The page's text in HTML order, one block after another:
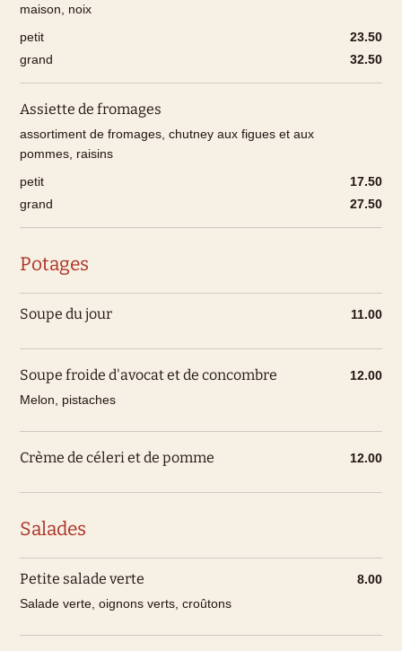
maison, noix
petit
23.50
grand
32.50
Assiette de fromages
assortiment de fromages, chutney aux figues et aux
pommes, raisins
petit
17.50
grand
27.50
Potages
Soupe du jour 11.00
Soupe froide d'avocat et de concombre
Melon, pistaches
12.00
Crème de céleri et de pomme 12.00
Salades
Petite salade verte
Salade verte, oignons verts, croûtons
8.00
d'entreprises de transformation de premier ordre des